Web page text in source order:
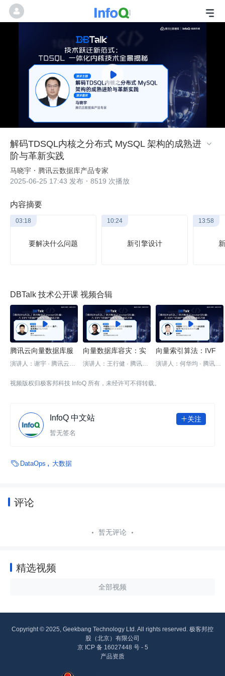
解码TDSQL内核之分布式 MySQL 架构的成熟进
阶与革新实践

马晓宇
腾讯云数据库产品专家
2025-06-25 17:43 发布
8519 次播放
内容摘要
03:18
要解决什么问题
10:24
新引擎设计
13:58
DBTalk 技术公开课 视频合辑

腾讯云向量数据库服
务 AI 客户：技术挑战
据库 DBTalk
演讲人：谢宇 · 腾讯云向

向量数据库容灾：实
现毫秒级时序一致的
云数据库 DBTalk
演讲人：王行健 · 腾讯云

向量索引算法：IVF
索引优化实践与下一
腾讯云数据库 DBTalk
演讲人：何华均 · 腾讯云
视频版权归极客邦科技 InfoQ 所有，未经许可不得转载。
InfoQ 中文站 关注
暂无签名
 DataOps 大数据
评论
暂无评论
精选视频
全部视频
Copyright © 2025, Geekbang Technology Ltd. All rights reserved. 极客邦控
股（北京）有限公司
京 ICP 备 16027448 号 - 5
产品资质